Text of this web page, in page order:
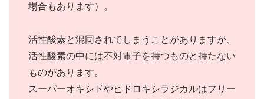
場合もあります）。
活性酸素と混同されてしまうことがありますが、
活性酸素の中には不対電子を持つものと持たない
ものがあります。
スーパーオキシドやヒドロキシラジカルはフリー